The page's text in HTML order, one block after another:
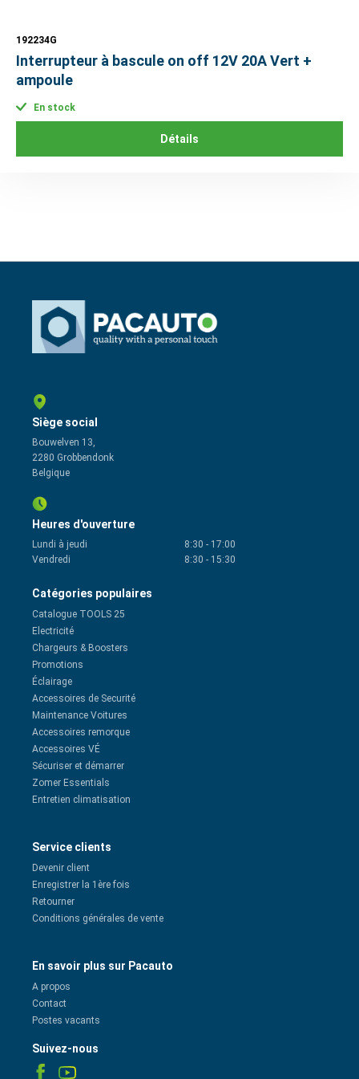
192234G
Interrupteur à bascule on off 12V 20A Vert +
ampoule
En stock
Détails
Siège social
Bouwelven 13,
2280 Grobbendonk
Belgique
Heures d'ouverture
Lundi à jeudi 8:30 - 17:00
Vendredi
8:30 - 15:30
Catégories populaires
Catalogue TOOLS 25
Electricité
Chargeurs & Boosters
Promotions
Éclairage
Accessoires de Securité
Maintenance Voitures
Accessoires remorque
Accessoires VÉ
Sécuriser et démarrer
Zomer Essentials
Entretien climatisation
Service clients
Devenir client
Enregistrer la 1ère fois
Retourner
Conditions générales de vente
En savoir plus sur Pacauto
A propos
Contact
Postes vacants
Suivez-nous